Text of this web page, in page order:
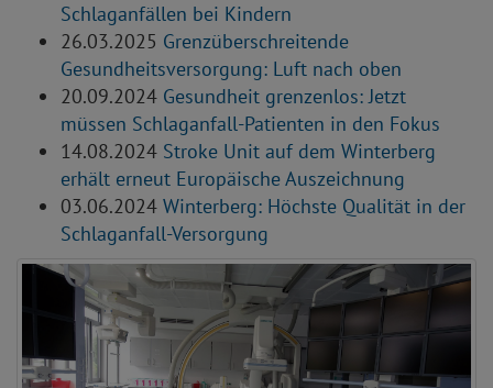
Schlaganfällen bei Kindern
26.03.2025 Grenzüberschreitende
Gesundheitsversorgung: Luft nach oben
20.09.2024 Gesundheit grenzenlos: Jetzt
müssen Schlaganfall-Patienten in den Fokus
14.08.2024 Stroke Unit auf dem Winterberg
erhält erneut Europäische Auszeichnung
03.06.2024 Winterberg: Höchste Qualität in der
Schlaganfall-Versorgung